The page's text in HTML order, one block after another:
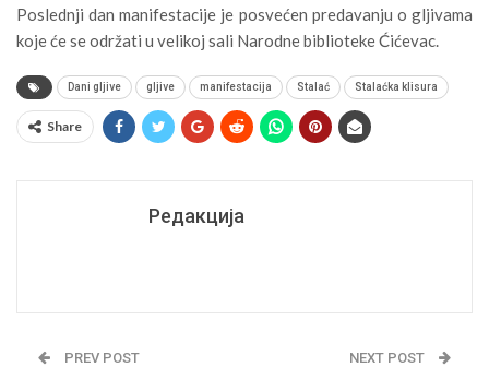
Poslednji dan manifestacije je posvećen predavanju o gljivama
koje će se održati u velikoj sali Narodne biblioteke Ćićevac.
Dani gljive gljive manifestacija Stalać Stalaćka klisura
Share
Редакција
PREV POST NEXT POST